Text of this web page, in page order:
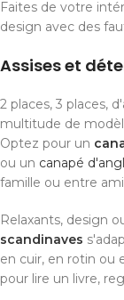
Faites de votre
design avec des
Assises et
2 places, 3 places,
multitude de
Optez pour un
ou un canapé
famille ou entre
Relaxants, design
scandinaves
en cuir, en rotin ou
pour lire un livre,